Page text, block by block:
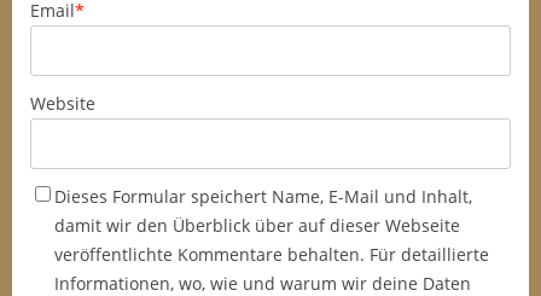
Email*
Website
Dieses Formular speichert Name, E-Mail und Inhalt,
damit wir den Überblick über auf dieser Webseite
veröffentlichte Kommentare behalten. Für detaillierte
Informationen, wo, wie und warum wir deine Daten